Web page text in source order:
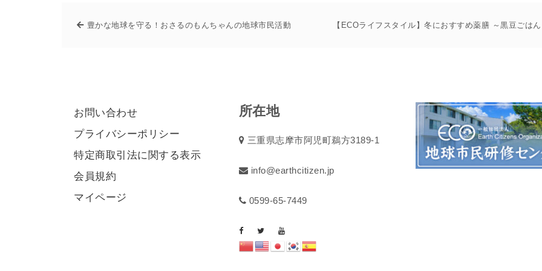
豊かな地球を守る！おさるのもんちゃんの地球市民活動 【ECOライフスタイル】冬におすすめ薬膳 ～黒豆ごは
お問い合わせ
プライバシーポリシー
特定商取引法に関する表示
会員規約
マイページ
所在地
三重県志摩市阿児町鵜方3189-1
info@earthcitizen.jp
0599-65-7449